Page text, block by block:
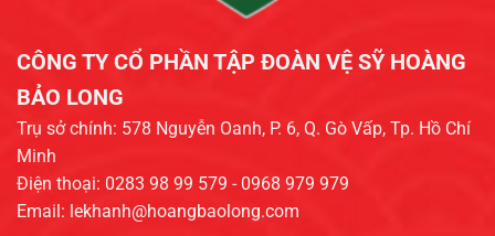
CÔNG TY CỔ PHẦN TẬP ĐOÀN VỆ SỸ HOÀNG
BẢO LONG​
Trụ sở chính: 578 Nguyễn Oanh, P. 6, Q. Gò Vấp, Tp. Hồ Chí
Minh
Điện thoại: 0283 98 99 579 - 0968 979 979
Email: lekhanh@hoangbaolong.com